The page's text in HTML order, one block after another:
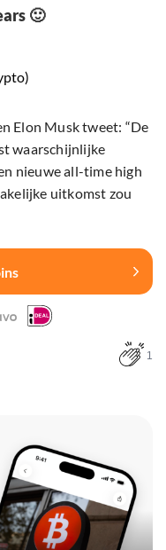
🙂
Elon Musk tweet: “De
waarschijnlijke
nieuwe all-time high
uitkomst zou
1